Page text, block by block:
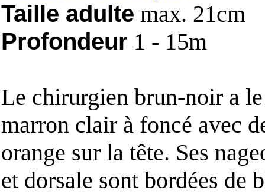
Taille adulte max. 21cm
Profondeur 1 - 15m
Le chirurgien brun-noir a
marron clair à foncé avec
orange sur la tête. Ses
et dorsale sont bordées de